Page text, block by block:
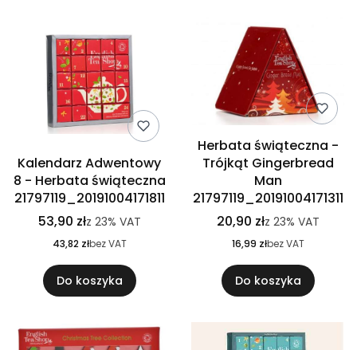
Kalendarz Adwentowy
8 - Herbata świąteczna
21797119_20191004171811
53,90 złz 23% VAT
43,82 złbez VAT
Do koszyka
Herbata świąteczna -
Trójkąt Gingerbread
Man
21797119_20191004171311
20,90 złz 23% VAT
16,99 złbez VAT
Do koszyka